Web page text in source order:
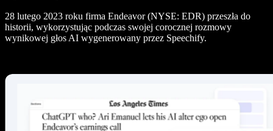
28 lutego 2023 roku firma Endeavor (NYSE: EDR) przeszła do
historii, wykorzystując podczas swojej corocznej rozmowy
wynikowej głos AI wygenerowany przez Speechify.